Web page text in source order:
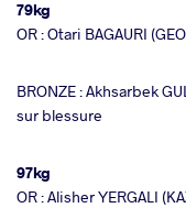
79kg
OR : Otari BAGAURI
BRONZE : Akhsarbek
sur blessure
97kg
OR : Alisher YERGALI